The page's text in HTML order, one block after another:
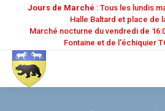
Jours de Marché : Tous les lundis
Halle Baltard et place de
Marché nocturne du vendredi de
Fontaine et de l'échiquier